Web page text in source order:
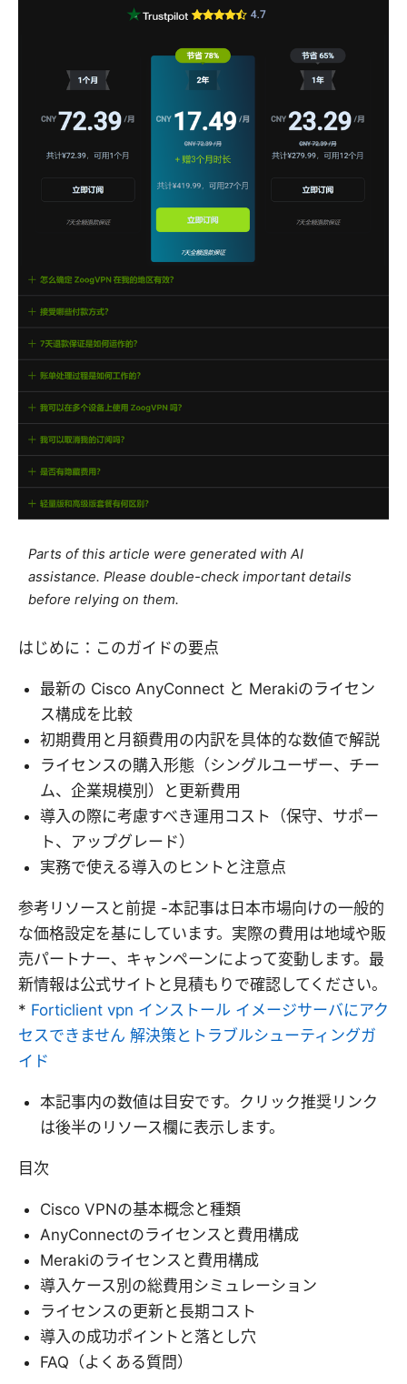
Parts of this article were generated with AI
assistance. Please double-check important details
before relying on them.
はじめに：このガイドの要点
最新の Cisco AnyConnect と Merakiのライセン
ス構成を比較
初期費用と月額費用の内訳を具体的な数値で解説
ライセンスの購入形態（シングルユーザー、チー
ム、企業規模別）と更新費用
導入の際に考慮すべき運用コスト（保守、サポー
ト、アップグレード）
実務で使える導入のヒントと注意点
参考リソースと前提 -本記事は日本市場向けの一般的
な価格設定を基にしています。実際の費用は地域や販
売パートナー、キャンペーンによって変動します。最
新情報は公式サイトと見積もりで確認してください。
* Forticlient vpn インストール イメージサーバにアク
セスできません 解決策とトラブルシューティングガ
イド
本記事内の数値は目安です。クリック推奨リンク
は後半のリソース欄に表示します。
目次
Cisco VPNの基本概念と種類
AnyConnectのライセンスと費用構成
Merakiのライセンスと費用構成
導入ケース別の総費用シミュレーション
ライセンスの更新と長期コスト
導入の成功ポイントと落とし穴
FAQ（よくある質問）